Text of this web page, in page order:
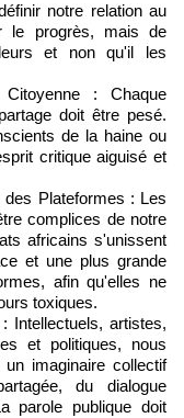
notre relation au
le progrès, mais de
et non qu'il les
: Chaque
doit être pesé.
de la haine ou
critique aiguisé et
Plateformes : Les
complices de notre
africains s'unissent
et une plus grande
afin qu'elles ne
toxiques.
Intellectuels, artistes,
et politiques, nous
imaginaire collectif
du dialogue
parole publique doit